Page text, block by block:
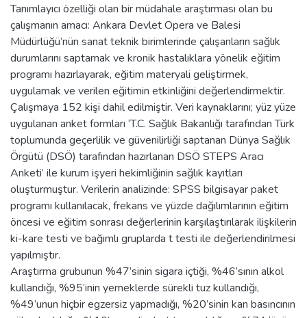
Tanımlayıcı özelliği olan bir müdahale araştırması olan bu
çalışmanın amacı: Ankara Devlet Opera ve Balesi
Müdürlüğü’nün sanat teknik birimlerinde çalışanların sağlık
durumlarını saptamak ve kronik hastalıklara yönelik eğitim
programı hazırlayarak, eğitim materyali geliştirmek,
uygulamak ve verilen eğitimin etkinliğini değerlendirmektir.
Çalışmaya 152 kişi dahil edilmiştir. Veri kaynaklarını; yüz yüze
uygulanan anket formları ‘T.C. Sağlık Bakanlığı tarafından Türk
toplumunda geçerlilik ve güvenilirliği saptanan Dünya Sağlık
Örgütü (DSÖ) tarafından hazırlanan DSÖ STEPS Aracı
Anketi’ ile kurum işyeri hekimliğinin sağlık kayıtları
oluşturmuştur. Verilerin analizinde: SPSS bilgisayar paket
programı kullanılacak, frekans ve yüzde dağılımlarının eğitim
öncesi ve eğitim sonrası değerlerinin karşılaştırılarak ilişkilerin
ki-kare testi ve bağımlı gruplarda t testi ile değerlendirilmesi
yapılmıştır.
Araştırma grubunun %47’sinin sigara içtiği, %46’sının alkol
kullandığı, %95’inin yemeklerde sürekli tuz kullandığı,
%49’unun hiçbir egzersiz yapmadığı, %20’sinin kan basıncının